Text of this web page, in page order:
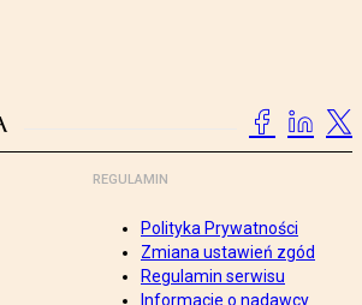
REGULAMIN
Polityka Prywatności
Zmiana ustawień zgód
Regulamin serwisu
Informacje o nadawcy